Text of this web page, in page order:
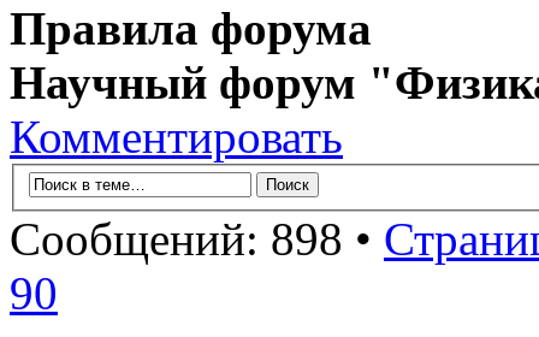
Правила форума
Научный форум
Комментировать
Сообщений: 898 •
90